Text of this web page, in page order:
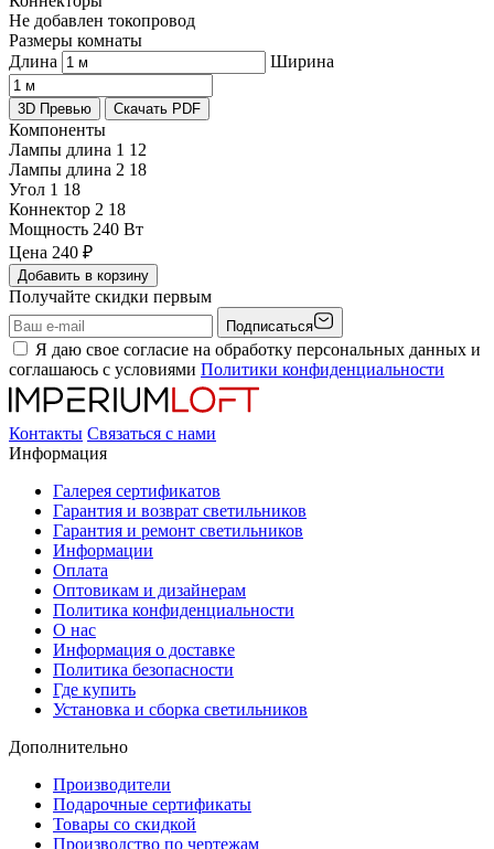
Не добавлен токопровод
Размеры комнаты
Длина
Ширина
3D Превью Скачать PDF
Компоненты
Лампы длина 1 12
Лампы длина 2 18
Угол 1 18
Коннектор 2 18
Мощность 240 Вт
Цена 240 ₽
Добавить в корзину
Получайте скидки первым
Подписаться
Я даю свое согласие на обработку персональных данных и
соглашаюсь с условиями Политики конфиденциальности
Контакты Связаться с нами
Информация
Галерея сертификатов
Гарантия и возврат светильников
Гарантия и ремонт светильников
Информации
Оплата
Оптовикам и дизайнерам
Политика конфиденциальности
О нас
Информация о доставке
Политика безопасности
Где купить
Установка и сборка светильников
Дополнительно
Производители
Подарочные сертификаты
Товары со скидкой
Производство по чертежам